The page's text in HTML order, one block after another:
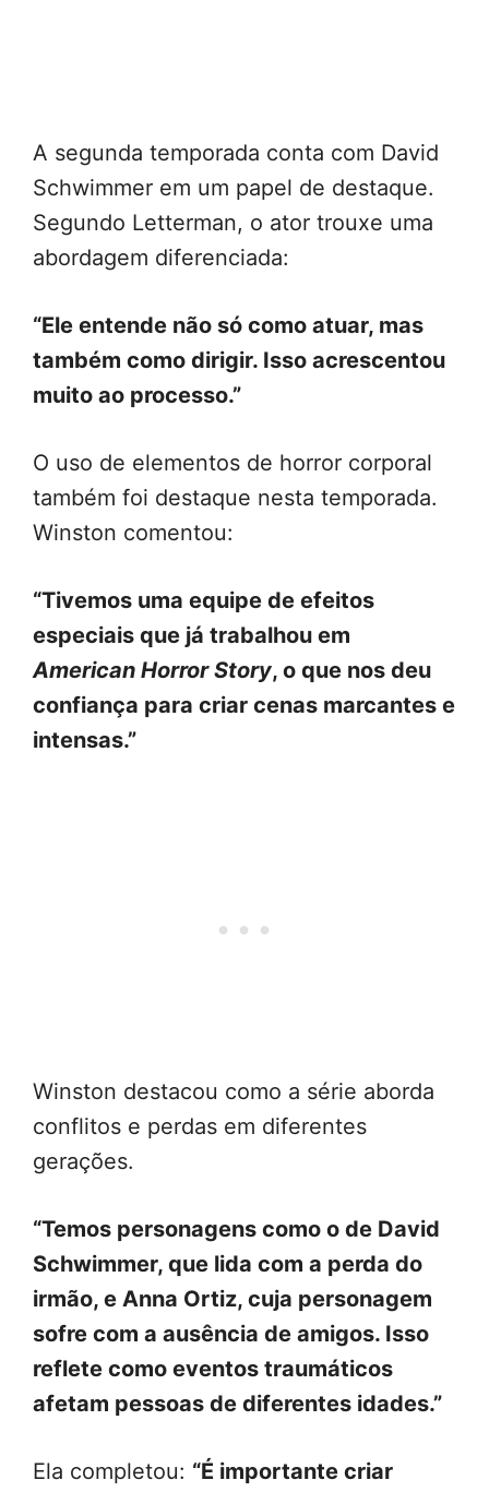
A segunda temporada conta com David
Schwimmer em um papel de destaque.
Segundo Letterman, o ator trouxe uma
abordagem diferenciada:
“Ele entende não só como atuar, mas
também como dirigir. Isso acrescentou
muito ao processo.”
O uso de elementos de horror corporal
também foi destaque nesta temporada.
Winston comentou:
“Tivemos uma equipe de efeitos
especiais que já trabalhou em
American Horror Story, o que nos deu
confiança para criar cenas marcantes e
intensas.”
Winston destacou como a série aborda
conflitos e perdas em diferentes
gerações.
“Temos personagens como o de David
Schwimmer, que lida com a perda do
irmão, e Anna Ortiz, cuja personagem
sofre com a ausência de amigos. Isso
reflete como eventos traumáticos
afetam pessoas de diferentes idades.”
Ela completou: “É importante criar